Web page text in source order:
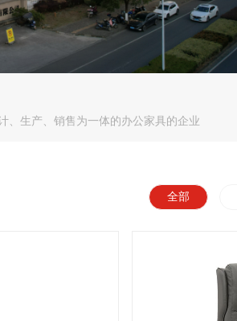
、生产、销售为一体的办公家具的企业
全部